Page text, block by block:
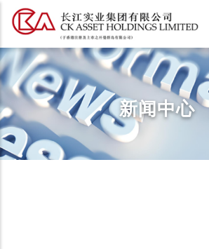
主
要
容
新闻中心